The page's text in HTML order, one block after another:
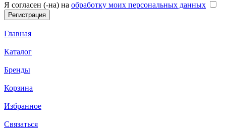
Я согласен (-на) на обработку моих персональных данных
Главная
Каталог
Бренды
Корзина
Избранное
Связаться